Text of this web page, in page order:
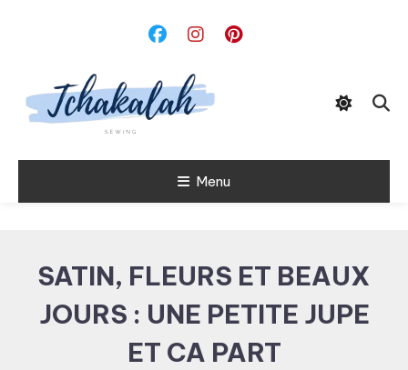
Tchakalah Menu
SATIN, FLEURS ET BEAUX
JOURS : UNE PETITE JUPE
ET CA PART